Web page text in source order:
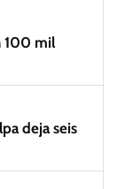
100 mil
deja seis